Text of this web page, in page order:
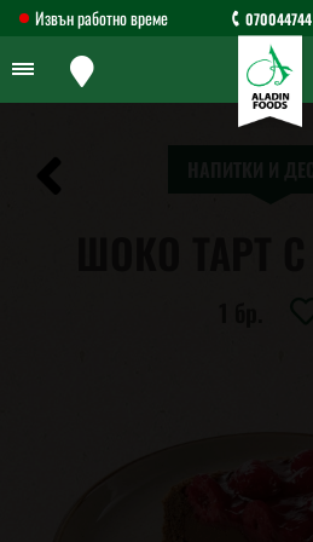
Извън работно време 070044744